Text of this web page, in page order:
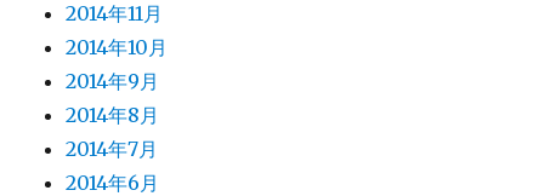
2014年11月
2014年10月
2014年9月
2014年8月
2014年7月
2014年6月